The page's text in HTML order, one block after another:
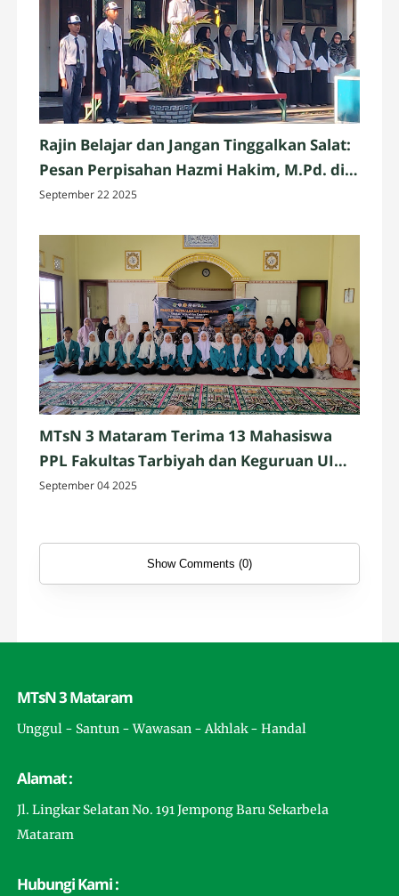
Rajin Belajar dan Jangan Tinggalkan Salat:
Pesan Perpisahan Hazmi Hakim, M.Pd. di
MTsN 3 Mataram
September 22 2025
MTsN 3 Mataram Terima 13 Mahasiswa
PPL Fakultas Tarbiyah dan Keguruan UIN
Mataram
September 04 2025
Show Comments (0)
MTsN 3 Mataram
Unggul - Santun - Wawasan - Akhlak - Handal
Alamat :
Jl. Lingkar Selatan No. 191 Jempong Baru Sekarbela
Mataram
Hubungi Kami :